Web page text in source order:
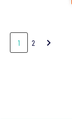
1 2 chevron_right